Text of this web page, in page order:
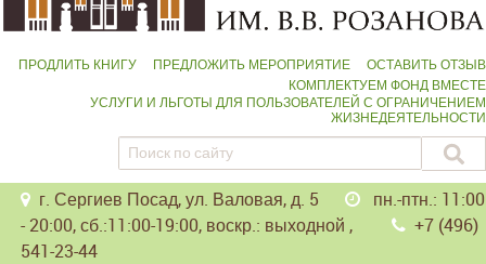
ПРОДЛИТЬ КНИГУ ПРЕДЛОЖИТЬ МЕРОПРИЯТИЕ
ОСТАВИТЬ ОТЗЫВ
КОМПЛЕКТУЕМ ФОНД ВМЕСТЕ
УСЛУГИ И ЛЬГОТЫ ДЛЯ ПОЛЬЗОВАТЕЛЕЙ С ОГРАНИЧЕНИЕМ
ЖИЗНЕДЕЯТЕЛЬНОСТИ
г. Сергиев Посад, ул. Валовая, д. 5
пн.-птн.: 11:00
- 20:00, сб.:11:00-19:00, воскр.: выходной ,
+7 (496)
541-23-44